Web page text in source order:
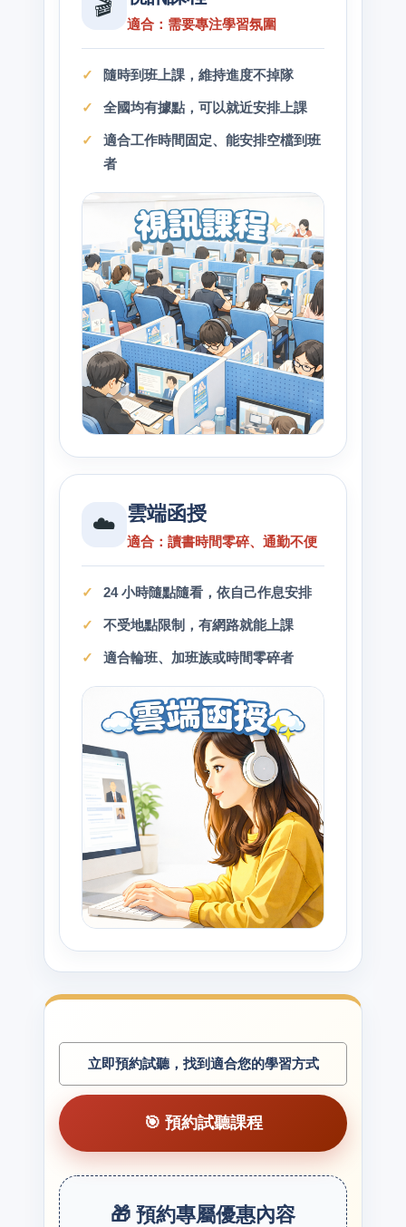
🎬
適合：需要專注學習氛圍
隨時到班上課，維持進度不掉隊
全國均有據點，可以就近安排上課
適合工作時間固定、能安排空檔到班
者
☁️ 雲端函授
適合：讀書時間零碎、通勤不便
24 小時隨點隨看，依自己作息安排
不受地點限制，有網路就能上課
適合輪班、加班族或時間零碎者
立即預約試聽，找到適合您的學習方式
🎯 預約試聽課程
🎁 預約專屬優惠內容